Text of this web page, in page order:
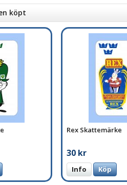
köpt
Rex Skattemärke
30 kr
Info Köp